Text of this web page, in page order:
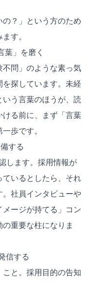
の？」という方のため
す。
」を磨く
不問」のような素っ気
探しています。未経
う言葉のほうが、読
ける前に、まず「言葉
歩です。
する
します。採用情報が
ているとしたら、それ
。社員インタビューや
ージが持てる」コン
重要な柱になりま
信する
と。採用目的の告知